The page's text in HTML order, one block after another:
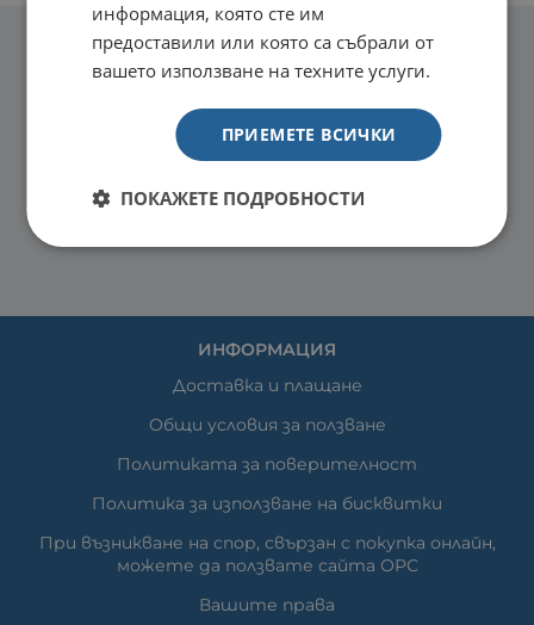
ИНФОРМАЦИЯ
Доставка и плащане
Общи условия за ползване
Политиката за поверителност
Политика за използване на бисквитки
При възникване на спор, свързан с покупка онлайн,
можете да ползвате сайта ОРС
Вашите права
информация, която сте им
предоставили или която са събрали от
вашето използване на техните услуги.
ПРИЕМЕТЕ ВСИЧКИ
ПОКАЖЕТЕ ПОДРОБНОСТИ